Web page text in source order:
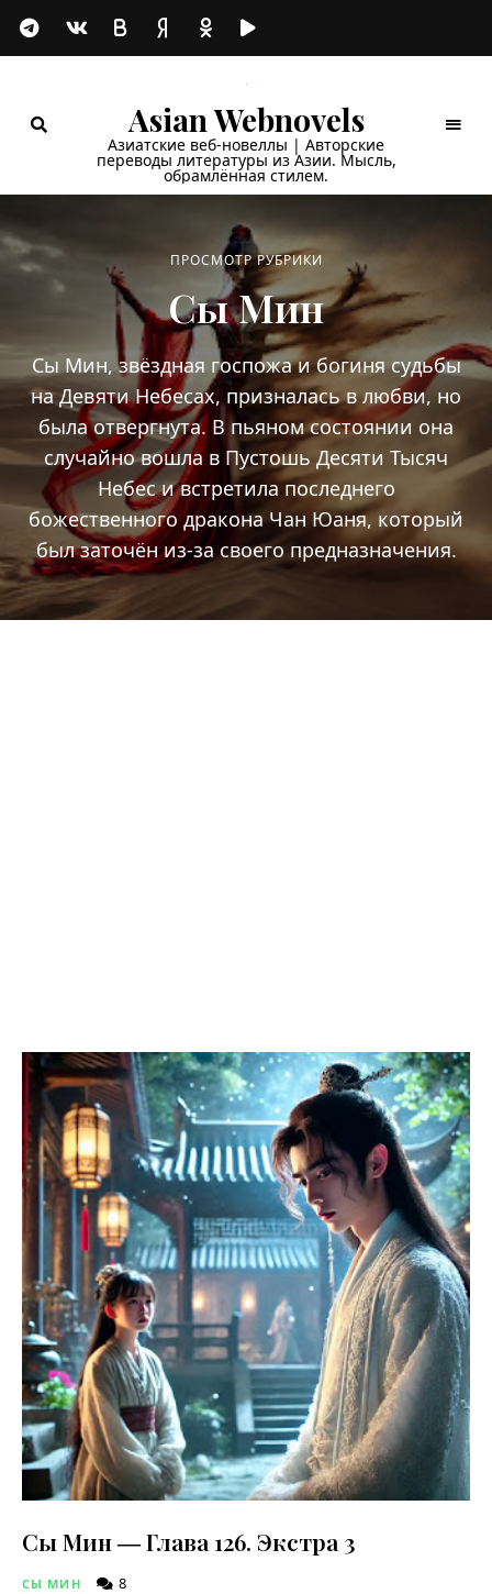
Asian Webnovels
Азиатские веб-новеллы | Авторские
переводы литературы из Азии. Мысль,
обрамлённая стилем.
ПРОСМОТР РУБРИКИ
Сы Мин
Сы Мин, звёздная госпожа и богиня судьбы
на Девяти Небесах, призналась в любви, но
была отвергнута. В пьяном состоянии она
случайно вошла в Пустошь Десяти Тысяч
Небес и встретила последнего
божественного дракона Чан Юаня, который
был заточён из-за своего предназначения.
Сы Мин ― Глава 126. Экстра 3
СЫ МИН 8